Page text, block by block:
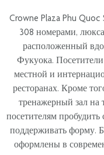
несанкционированные
серьёзные нарушения
Спасибо за помощь в
атмосферы курорта.
Crowne Plaza Phu
308 номерами,
расположенный
Фукуока.
местной и
ресторанах. Кроме
тренажерный зал на
посетителям
поддерживать форму.
оформлены в